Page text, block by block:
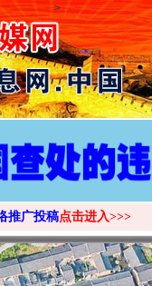
>
推广投稿点击进入>>>